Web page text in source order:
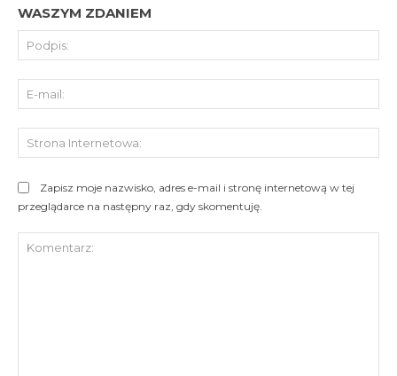
WASZYM ZDANIEM
Zapisz moje nazwisko, adres e-mail i stronę internetową w tej
przeglądarce na następny raz, gdy skomentuję.